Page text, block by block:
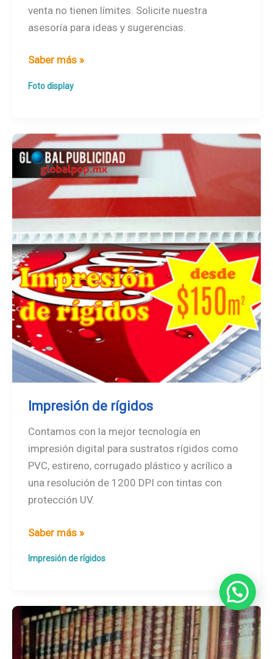
venta no tienen límites. Solicite nuestra
asesoría para ideas y sugerencias.
Foto
Saber más »
Foto display
Impresión de rígidos
Contamos con la mejor tecnología en
impresión digital para sustratos rígidos como
PVC, estireno, corrugado plástico y acrílico a
una resolución de 1200 DPI con tintas con
protección UV.
Impresión
rígidos
Saber más »
Impresión de rígidos